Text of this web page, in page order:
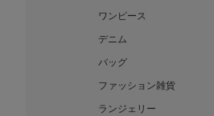
ワンピース
デニム
バッグ
ファッション雑貨
ランジェリー